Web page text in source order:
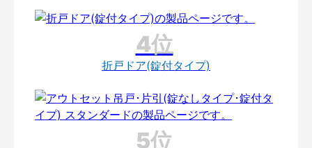
折戸ドア(錠付タイプ)